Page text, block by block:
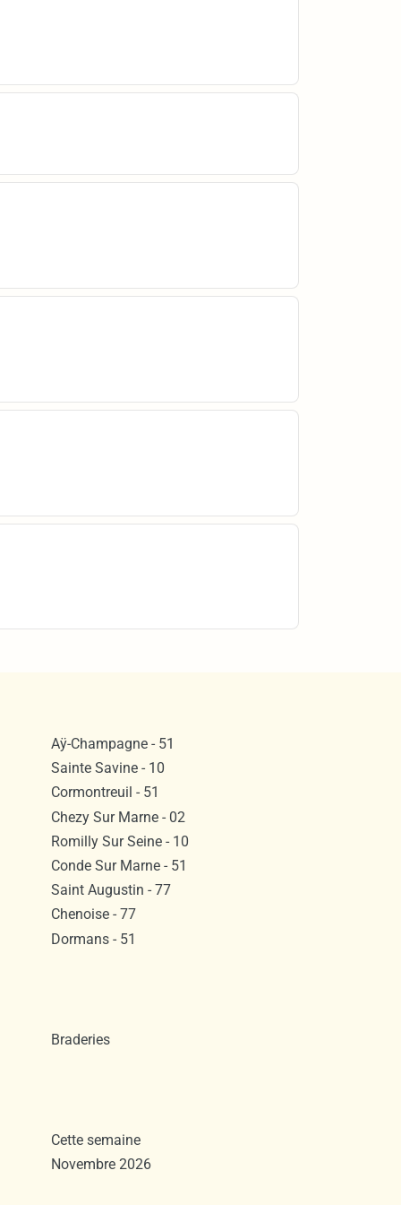
Aÿ-Champagne - 51
Sainte Savine - 10
Cormontreuil - 51
Chezy Sur Marne - 02
Romilly Sur Seine - 10
Conde Sur Marne - 51
Saint Augustin - 77
Chenoise - 77
Dormans - 51
Braderies
Cette semaine
Novembre 2026